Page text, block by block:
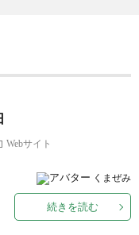
Webサイト
くまぜみ
続きを読む